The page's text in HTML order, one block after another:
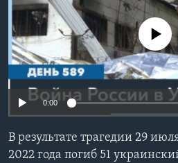
Learning English
СОЦИАЛЬНЫЕ СЕТИ
No media source
0:00
В результате трагедии 29
2022 года погиб 51